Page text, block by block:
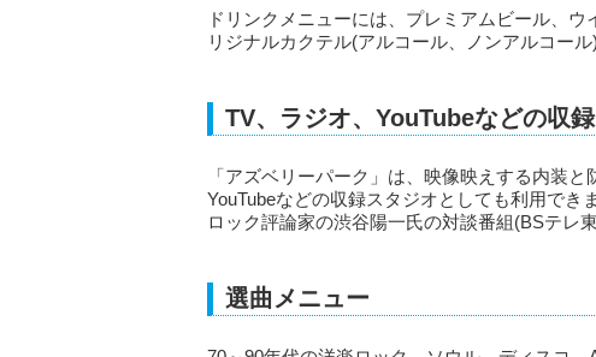
ドリンクメニューには、プレミアムビール、
リジナルカクテル(アルコール、ノンアルコール
TV、ラジオ、YouTubeなどの収
「アズベリーパーク」は、映像映えする内装
YouTubeなどの収録スタジオとしても利用でき
ロック評論家の渋谷陽一氏の対談番組(BSテレ
選曲メニュー